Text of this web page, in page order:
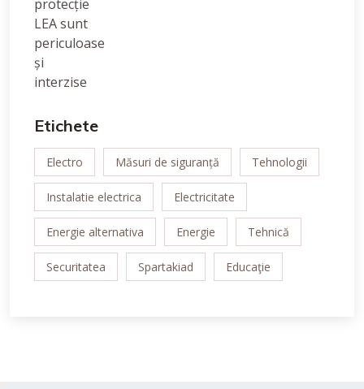
Etichete
Electro Măsuri de siguranță Tehnologii
Instalatie electrica Electricitate
Energie alternativa Energie Tehnică
Securitatea Spartakiad Educaţie